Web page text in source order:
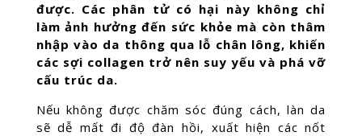
được. Các phân tử có hại này không chỉ
làm ảnh hưởng đến sức khỏe mà còn thâm
nhập vào da thông qua lỗ chân lông, khiến
các sợi collagen trở nên suy yếu và phá vỡ
cấu trúc da.
Nếu không được chăm sóc đúng cách, làn da
sẽ dễ mất đi độ đàn hồi, xuất hiện các nốt